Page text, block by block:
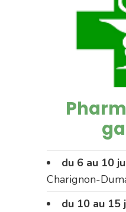
du 6 au 10
Charignon-
du 10 au 15